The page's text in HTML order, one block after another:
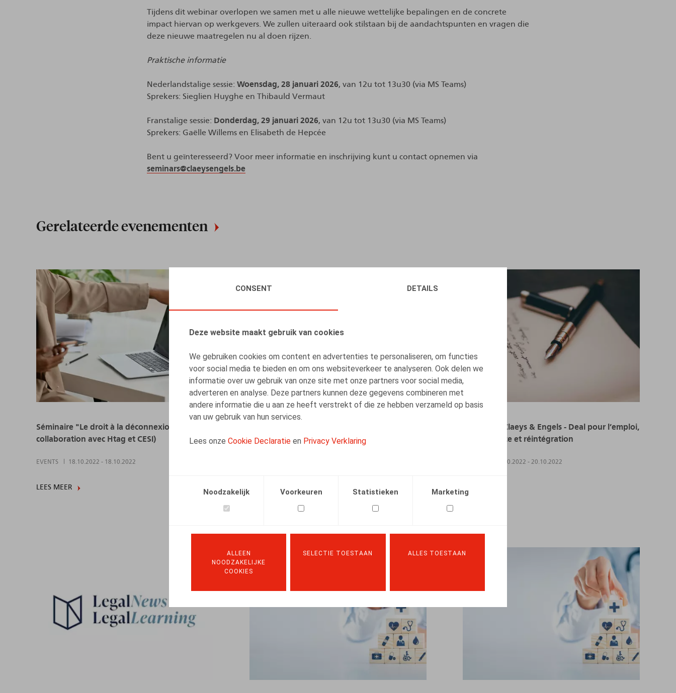
CONSENT DETAILS
Deze website maakt gebruik van cookies
We gebruiken cookies om content en advertenties te personaliseren, om functies
voor social media te bieden en om ons websiteverkeer te analyseren. Ook delen we
informatie over uw gebruik van onze site met onze partners voor social media,
adverteren en analyse. Deze partners kunnen deze gegevens combineren met
andere informatie die u aan ze heeft verstrekt of die ze hebben verzameld op basis
van uw gebruik van hun services.
Lees onze Cookie Declaratie en Privacy Verklaring
Noodzakelijk Voorkeuren Statistieken Marketing
ALLEEN
NOODZAKELIJKE
COOKIES
SELECTIE TOESTAAN ALLES TOESTAAN
Tijdens dit webinar overlopen we samen met u alle nieuwe wettelijke bepalingen en de concrete
impact hiervan op werkgevers. We zullen uiteraard ook stilstaan bij de aandachtspunten en vragen die
deze nieuwe maatregelen nu al doen rijzen.
Praktische informatie
Nederlandstalige sessie: Woensdag, 28 januari 2026, van 12u tot 13u30 (via MS Teams)
Sprekers: Sieglien Huyghe en Thibauld Vermaut
Franstalige sessie: Donderdag, 29 januari 2026, van 12u tot 13u30 (via MS Teams)
Sprekers: Gaëlle Willems en Elisabeth de Hepcée
Bent u geïnteresseerd? Voor meer informatie en inschrijving kunt u contact opnemen via
seminars@claeysengels.be
Gerelateerde evenementen
Séminaire "Le droit à la déconnexion" (en
collaboration avec Htag et CESI)
EVENTS 18.10.2022 - 18.10.2022
LEES MEER
transparantie en re-integratie
LEES MEER
Webinaire Claeys & Engels - Deal pour l’emploi,
transparence et réintégration
20.10.2022 - 20.10.2022